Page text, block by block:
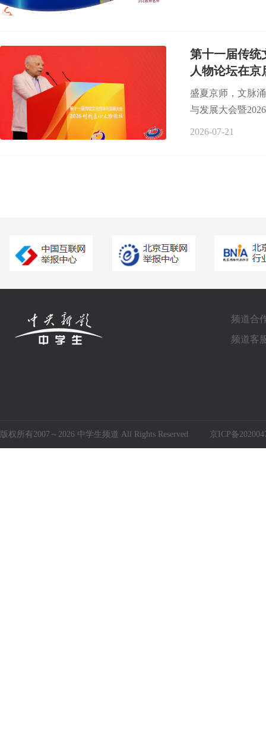
第十一届传统
人物论坛在京
盛夏京师，文脉
与发展大会暨
2026-07-21
频道合
频道客
版权所有2007～2026 中学生频道 All Rights Reserved 京ICP备